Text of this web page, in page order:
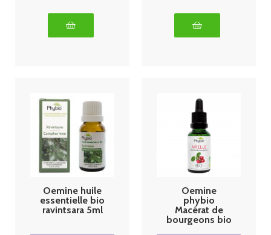
Oemine huile
essentielle bio
ravintsara 5ml
Oemine
phybio
Macérat de
bourgeons bio